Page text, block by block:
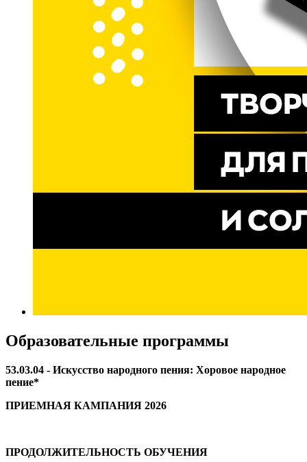
Образовательные программы
53.03.04 - Искусство народного пения: Хоровое народное
пение*
ПРИЕМНАЯ КАМПАНИЯ 2026
ПРОДОЛЖИТЕЛЬНОСТЬ ОБУЧЕНИЯ